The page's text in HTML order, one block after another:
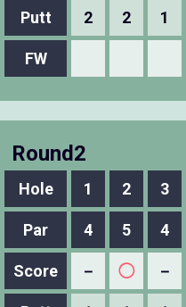
Putt 2 2 1
FW
Round2
Hole 1 2 3
Par 4 5 4
Score － ◯ －